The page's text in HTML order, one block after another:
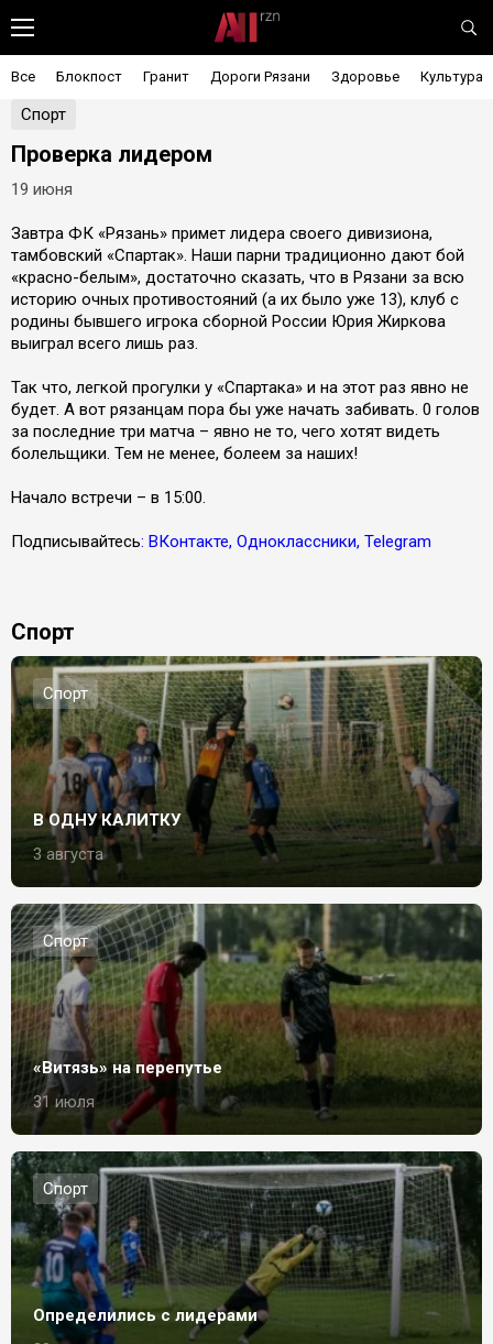
Все Блокпост Гранит Дороги Рязани Здоровье Культура
Спорт
Проверка лидером
19 июня
Завтра ФК «Рязань» примет лидера своего дивизиона,
тамбовский «Спартак». Наши парни традиционно дают бой
«красно-белым», достаточно сказать, что в Рязани за всю
историю очных противостояний (а их было уже 13), клуб с
родины бывшего игрока сборной России Юрия Жиркова
выиграл всего лишь раз.
Так что, легкой прогулки у «Спартака» и на этот раз явно не
будет. А вот рязанцам пора бы уже начать забивать. 0 голов
за последние три матча – явно не то, чего хотят видеть
болельщики. Тем не менее, болеем за наших!
Начало встречи – в 15:00.
Подписывайтесь: ВКонтакте, Одноклассники, Telegram
Спорт
Спорт
В ОДНУ КАЛИТКУ
3 августа
Спорт
«Витязь» на перепутье
31 июля
Спорт
Определились с лидерами